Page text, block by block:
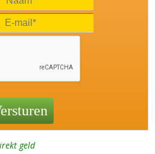
geld